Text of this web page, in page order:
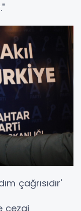
çağrısıdır'
cezai